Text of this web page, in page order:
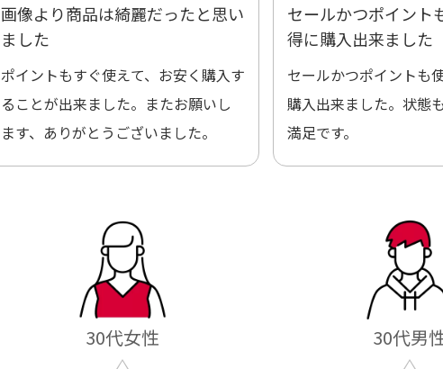
画像より商品は綺麗だったと思い
ました
ポイントもすぐ使えて、お安く購入す
ることが出来ました。またお願いし
ます、ありがとうございました。
セールかつポイント
得に購入出来ました
セールかつポイントも
購入出来ました。状態
満足です。
30代女性 30代男